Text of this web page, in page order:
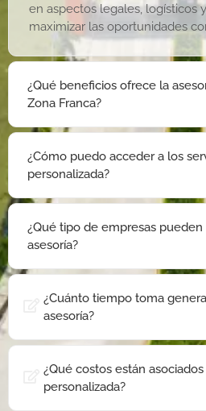
en aspectos legales, logísticos
maximizar las oportunidades
¿Qué beneficios ofrece la
Zona Franca?
¿Cómo puedo acceder a los
personalizada?
¿Qué tipo de empresas
asesoría?
¿Cuánto tiempo toma
asesoría?
¿Qué costos están
personalizada?